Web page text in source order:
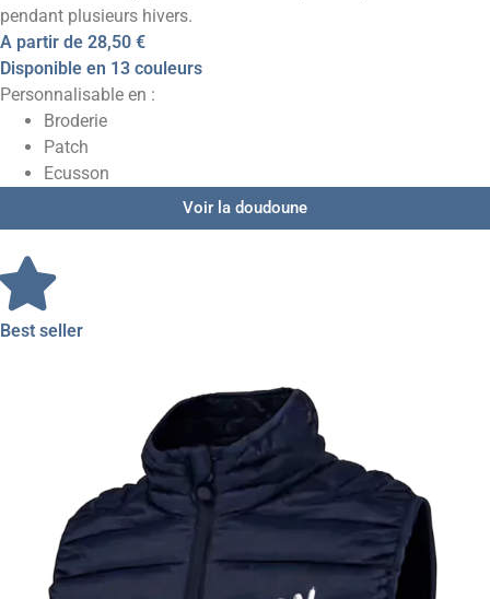
pendant plusieurs hivers.
A partir de 28,50 €
Disponible en 13 couleurs
Personnalisable en :
Broderie
Patch
Ecusson
Voir la doudoune
Best seller